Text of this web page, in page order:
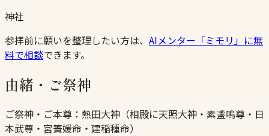
神社
参拝前に願いを整理したい方は、 AIメンター「ミモリ」に無
料で相談できます。
由緒・ご祭神
ご祭神・ご本尊： 熱田大神（相殿に天照大神・素盞嗚尊・日
本武尊・宮簀媛命・建稲種命）